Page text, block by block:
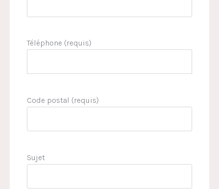
Téléphone (requis)
Code postal (requis)
Sujet